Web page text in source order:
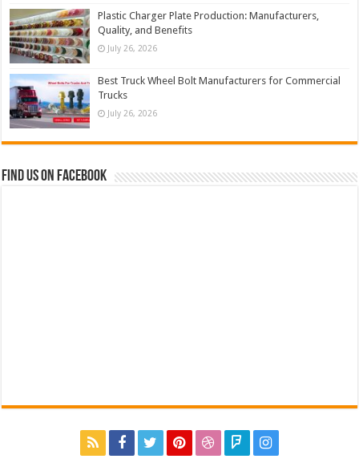
Plastic Charger Plate Production: Manufacturers,
Quality, and Benefits
July 26, 2026
Best Truck Wheel Bolt Manufacturers for Commercial
Trucks
July 26, 2026
Find us on Facebook